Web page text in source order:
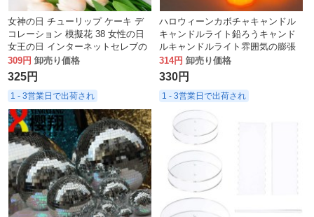
女神の日 チューリップ ケーキ デ
コレーション 模擬花 38 女性の日
女王の日 インターネットセレブの
花束 ベーキングプラグイン
309円 卸売り価格
325円
1 - 3営業日で出荷され
ハロウィーンカボチャキャンドル
キャンドルライト鉛ろうキャンド
ルキャンドルライト雰囲気の膨張
光のおもちゃパーティーの装飾
314円 卸売り価格
330円
1 - 3営業日で出荷され